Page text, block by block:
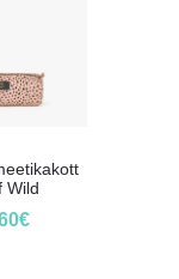
Wild
€